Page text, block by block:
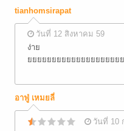
tianhomsirapat
วันที่ 12 สิงหาคม 59
ง่าย
ยยยยยยยยยยยยยยยยยยย
อาฟู่ เหมยลี่
วันที่ 10